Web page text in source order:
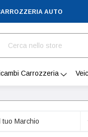
AUTO
Carrozzeria